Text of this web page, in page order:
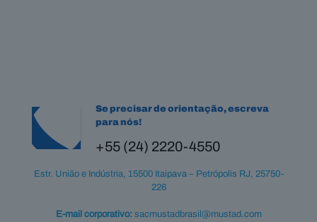
Se precisar de orientação, escreva
para nós!
+55 (24) 2220-4550
Estr. União e Indústria, 15500 Itaipava – Petrópolis RJ, 25750-
226
E-mail corporativo: sacmustadbrasil@mustad.com